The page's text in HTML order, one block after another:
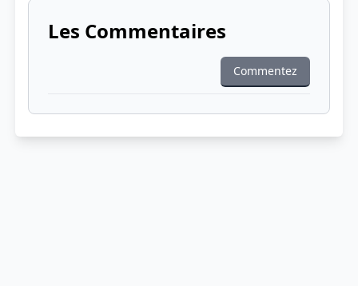
Les Commentaires
Commentez